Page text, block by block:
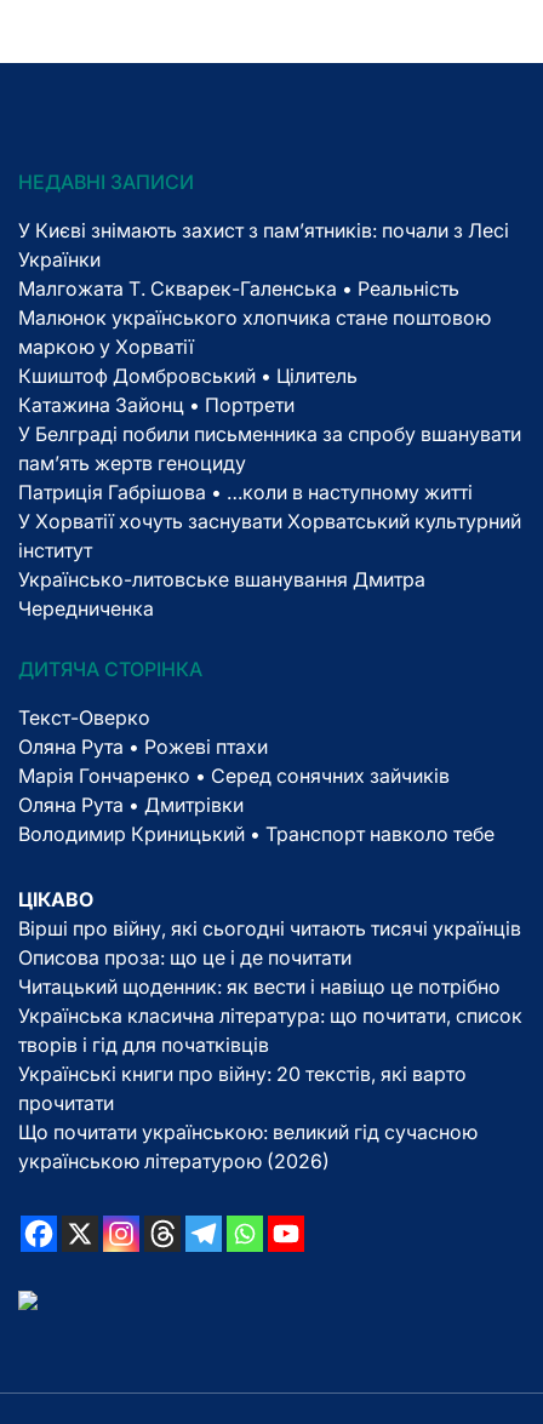
НЕДАВНІ ЗАПИСИ
У Києві знімають захист з пам’ятників: почали з Лесі
Українки
Малгожата Т. Скварек-Галенська • Реальність
Малюнок українського хлопчика стане поштовою
маркою у Хорватії
Кшиштоф Домбровський • Цілитель
Катажина Зайонц • Портрети
У Белграді побили письменника за спробу вшанувати
пам’ять жертв геноциду
Патриція Габрішова • …коли в наступному житті
У Хорватії хочуть заснувати Хорватський культурний
інститут
Українсько-литовське вшанування Дмитра
Чередниченка
ДИТЯЧА СТОРІНКА
Текст-Оверко
Оляна Рута • Рожеві птахи
Марія Гончаренко • Серед сонячних зайчиків
Оляна Рута • Дмитрівки
Володимир Криницький • Транспорт навколо тебе
ЦІКАВО
Вірші про війну, які сьогодні читають тисячі українців
Описова проза: що це і де почитати
Читацький щоденник: як вести і навіщо це потрібно
Українська класична література: що почитати, список
творів і гід для початківців
Українські книги про війну: 20 текстів, які варто
прочитати
Що почитати українською: великий гід сучасною
українською літературою (2026)